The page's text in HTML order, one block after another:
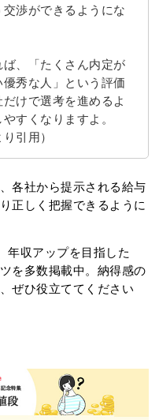
渉ができるようにな
、「たくさん内定が
秀な人」という評価
けで選考を進めるよ
すくなりますよ。
引用）
各社から提示される給与
正しく把握できるように
年収アップを目指した
を多数掲載中。納得感の
ぜひ役立ててください